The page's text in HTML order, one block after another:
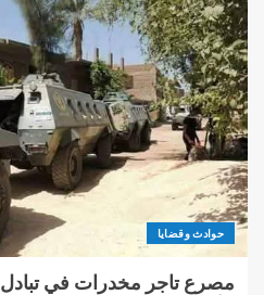
حوادث وقضايا
مصرع تاجر مخدرات في تبادل